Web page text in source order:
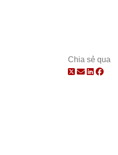
Chia sẻ qua